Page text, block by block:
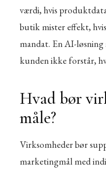
værdi, hvis
butik mister effekt,
mandat. En AI-
kunden ikke forstår,
Hvad bør
måle?
Virksomheder bør
marketingmål med